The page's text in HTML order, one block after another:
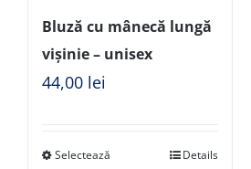
Bluză cu mânecă lungă
vișinie – unisex
44,00 lei
Selectează
Details